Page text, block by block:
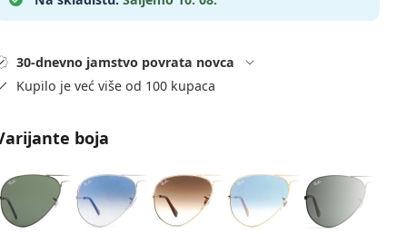
30-dnevno jamstvo povrata novca
Kupilo je već više od 100 kupaca
boja